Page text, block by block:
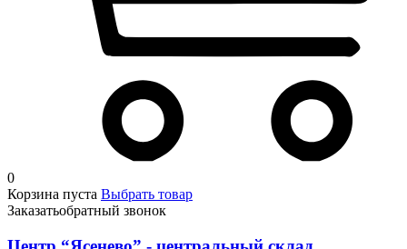
0
Корзина пуста Выбрать товар
Заказатьобратный звонок